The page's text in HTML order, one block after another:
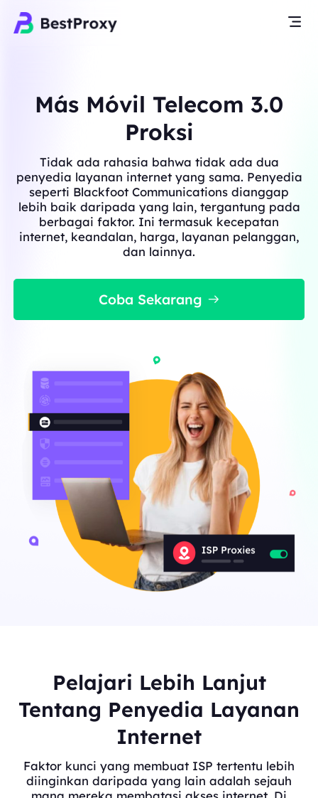
Más Móvil Telecom 3.0
Proksi
Tidak ada rahasia bahwa tidak ada dua
penyedia layanan internet yang sama. Penyedia
seperti Blackfoot Communications dianggap
lebih baik daripada yang lain, tergantung pada
berbagai faktor. Ini termasuk kecepatan
internet, keandalan, harga, layanan pelanggan,
dan lainnya.
Coba Sekarang
Pelajari Lebih Lanjut
Tentang Penyedia Layanan
Internet
Faktor kunci yang membuat ISP tertentu lebih
diinginkan daripada yang lain adalah sejauh